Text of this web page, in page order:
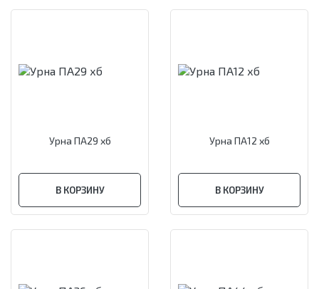
Урна ПА29 хб
В КОРЗИНУ
Урна ПА12 хб
В КОРЗИНУ